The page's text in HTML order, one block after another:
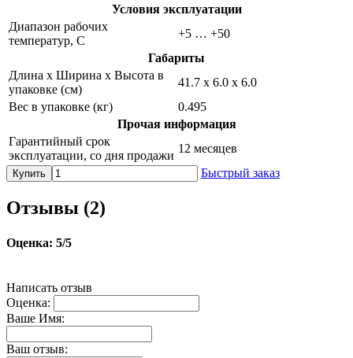
Условия эксплуатации
Диапазон рабочих
температур, С
+5 … +50
Габариты
Длина х Ширина х Высота в
упаковке (см)
41.7 х 6.0 х 6.0
Вес в упаковке (кг)
0.495
Прочая информация
Гарантийный срок
эксплуатации, со дня продажи
12 месяцев
Купить Быстрый заказ
Отзывы (2)
Оценка: 5/5
Написать отзыв
Оценка:
Ваше Имя:
Ваш отзыв: